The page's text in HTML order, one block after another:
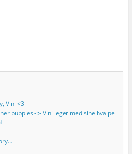
Vini <3
puppies -::- Vini leger med sine hvalpe